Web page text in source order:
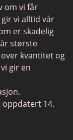
om vi får
vi alltid vår
er skadelig
største
kvantitet og
gir en
oppdatert 14.